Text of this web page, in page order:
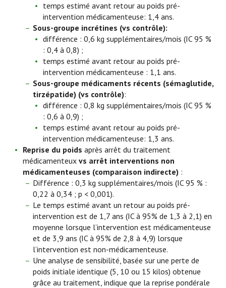
temps estimé avant retour au poids pré-
intervention médicamenteuse: 1,4 ans.
Sous-groupe incrétines (vs contrôle):
différence : 0,6 kg supplémentaires/mois (IC 95 %
: 0,4 à 0,8) ;
temps estimé avant retour au poids pré-
intervention médicamenteuse : 1,1 ans.
Sous-groupe médicaments récents (sémaglutide,
tirzépatide) (vs contrôle):
différence : 0,8 kg supplémentaires/mois (IC 95 %
: 0,6 à 0,9) ;
temps estimé avant retour au poids pré-
intervention médicamenteuse: 1,3 ans.
Reprise du poids après arrêt du traitement
médicamenteux vs arrêt interventions non
médicamenteuses (comparaison indirecte) :
Différence : 0,3 kg supplémentaires/mois (IC 95 % :
0,22 à 0,34 ; p < 0,001).
Le temps estimé avant un retour au poids pré-
intervention est de 1,7 ans (IC à 95% de 1,3 à 2,1) en
moyenne lorsque l’intervention est médicamenteuse
et de 3,9 ans (IC à 95% de 2,8 à 4,9) lorsque
l’intervention est non-médicamenteuse.
Une analyse de sensibilité, basée sur une perte de
poids initiale identique (5, 10 ou 15 kilos) obtenue
grâce au traitement, indique que la reprise pondérale